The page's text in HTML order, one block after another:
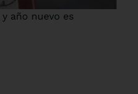
año nuevo es